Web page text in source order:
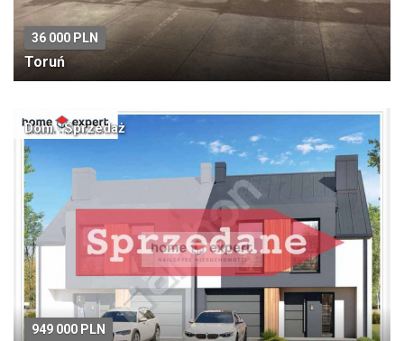
36 000 PLN
Toruń
Dom · Sprzedaż
949 000 PLN